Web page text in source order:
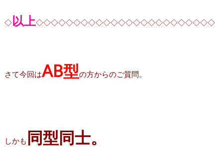
◇以上◇◇◇◇◇◇◇◇◇◇◇◇◇◇◇◇◇◇◇◇◇◇◇◇
さて今回はAB型の方からのご質問。
しかも 同型同士。